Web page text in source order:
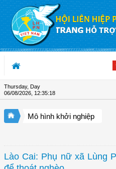
Skip to Content
Thursday, Day
06/08/2026 12:35:18
Mô hình khởi nghiệp
Lào Cai: Phụ nữ xã Lùng